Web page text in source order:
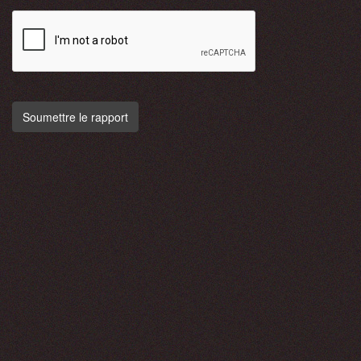
Soumettre le rapport